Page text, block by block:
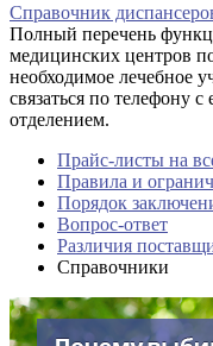
Справочник
Полный перечень
медицинских центров
необходимое лечебное
связаться по телефону
отделением.
Прайс-листы на
Правила и
Порядок
Вопрос-ответ
Различия
Справочники